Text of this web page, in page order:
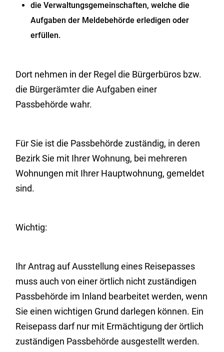
die Verwaltungsgemeinschaften, welche die
Aufgaben der Meldebehörde erledigen oder
erfüllen.
Dort nehmen in der Regel die Bürgerbüros bzw.
die Bürgerämter die Aufgaben einer
Passbehörde wahr.
Für Sie ist die Passbehörde zuständig, in deren
Bezirk Sie mit Ihrer Wohnung, bei mehreren
Wohnungen mit Ihrer Hauptwohnung, gemeldet
sind.
Wichtig:
Ihr Antrag auf Ausstellung eines Reisepasses
muss auch von einer örtlich nicht zuständigen
Passbehörde im Inland bearbeitet werden, wenn
Sie einen wichtigen Grund darlegen können. Ein
Reisepass darf nur mit Ermächtigung der örtlich
zuständigen Passbehörde ausgestellt werden.